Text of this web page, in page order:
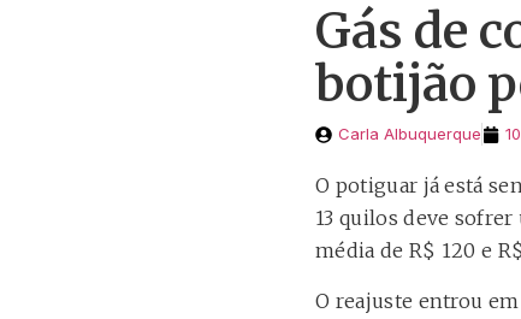
Gás de
botijão
Carla Albuquerque
O potiguar já está
13 quilos deve
média de R$ 120 e
O reajuste entrou